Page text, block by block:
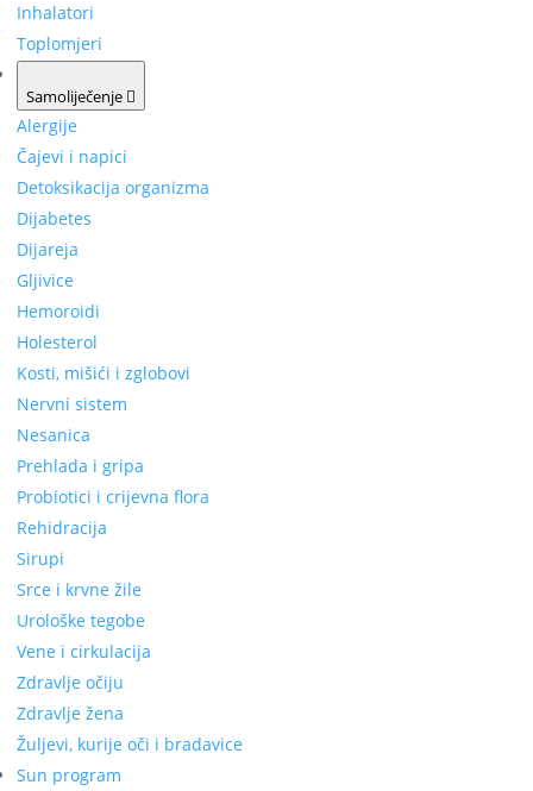
Inhalatori
Toplomjeri
Samoliječenje
Alergije
Čajevi i napici
Detoksikacija organizma
Dijabetes
Dijareja
Gljivice
Hemoroidi
Holesterol
Kosti, mišići i zglobovi
Nervni sistem
Nesanica
Prehlada i gripa
Probiotici i crijevna flora
Rehidracija
Sirupi
Srce i krvne žile
Urološke tegobe
Vene i cirkulacija
Zdravlje očiju
Zdravlje žena
Žuljevi, kurije oči i bradavice
Sun program